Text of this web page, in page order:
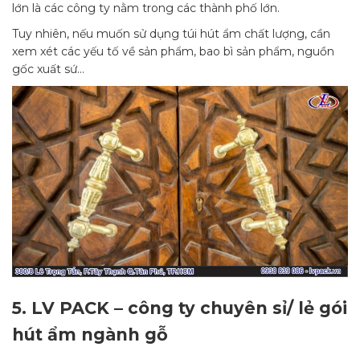
lớn là các công ty nằm trong các thành phố lớn.
Tuy nhiên, nếu muốn sử dụng túi hút ẩm chất lượng, cần
xem xét các yếu tố về sản phẩm, bao bì sản phẩm, nguồn
gốc xuất sứ…
5. LV PACK – công ty chuyên sỉ/ lẻ gói
hút ẩm ngành gỗ